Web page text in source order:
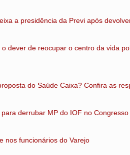
a presidência da Previ após
o dever de reocupar o centro da vida
do Saúde Caixa? Confira as
derrubar MP do IOF no
nos funcionários do Varejo